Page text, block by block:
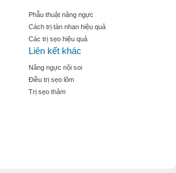
Phẫu thuật nâng ngực
Cách trị tàn nhan hiệu quả
Các trị sẹo hiệu quả
Liên kết khác
Nâng ngực nội soi
Điều trị sẹo lõm
Trị sẹo thâm